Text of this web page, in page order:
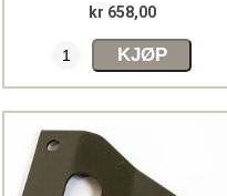
kr 658,00
KJØP